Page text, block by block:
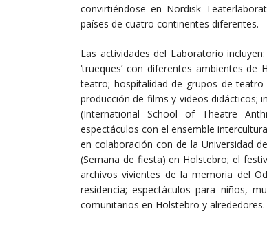
convirtiéndose en Nordisk
países de cuatro continentes diferentes.
Las actividades del Laboratorio
‘trueques’ con diferentes ambientes
teatro; hospitalidad de grupos de teatro
producción de films y videos didácticos;
(International School of Theatre
espectáculos con el ensemble
en colaboración con de la Universidad
(Semana de fiesta) en Holstebro; el
archivos vivientes de la memoria del
residencia; espectáculos para niños,
comunitarios en Holstebro y alrededores.